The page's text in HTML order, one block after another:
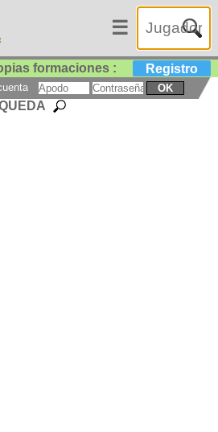
☰
formaciones : Registro
OK